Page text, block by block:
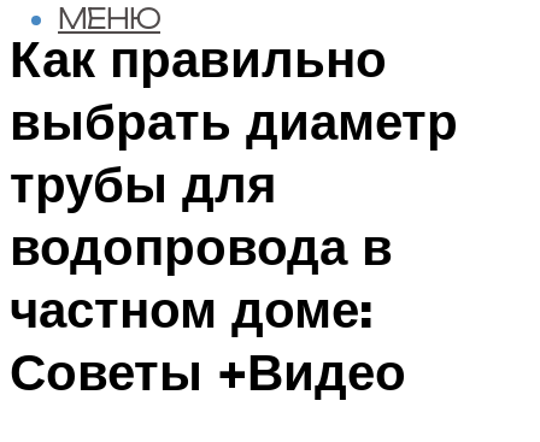
МЕНЮ
Как правильно
выбрать диаметр
трубы для
водопровода в
частном доме:
Советы +Видео